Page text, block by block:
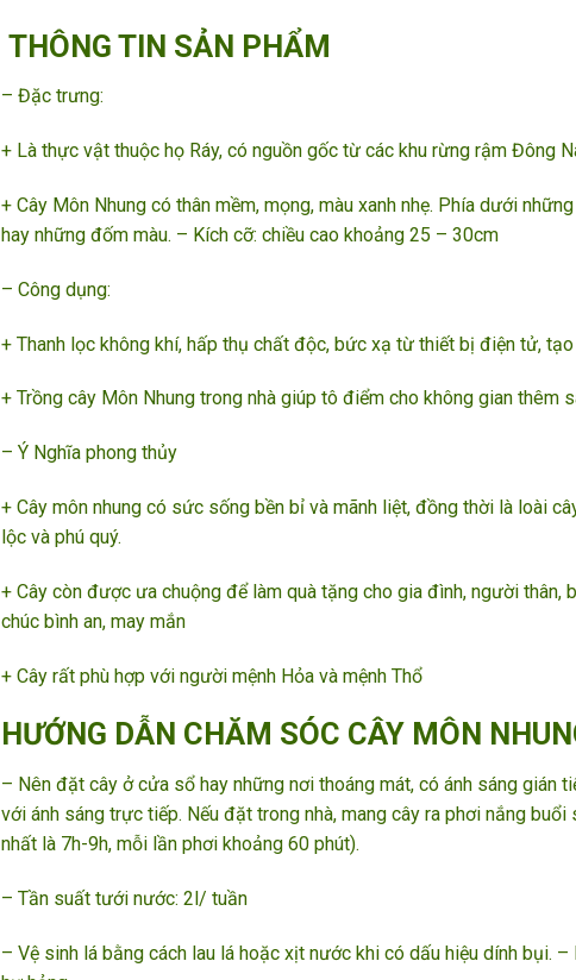
THÔNG TIN SẢN PHẨM
– Đặc trưng:
+ Là thực vật thuộc họ Ráy, có nguồn gốc từ các khu rừng rậm Đông
+ Cây Môn Nhung có thân mềm, mọng, màu xanh nhẹ. Phía dưới
hay những đốm màu. – Kích cỡ: chiều cao khoảng 25 – 30cm
– Công dụng:
+ Thanh lọc không khí, hấp thụ chất độc, bức xạ từ thiết bị điện tử, tạo
+ Trồng cây Môn Nhung trong nhà giúp tô điểm cho không gian thêm
– Ý Nghĩa phong thủy
+ Cây môn nhung có sức sống bền bỉ và mãnh liệt, đồng thời là loài
lộc và phú quý.
+ Cây còn được ưa chuộng để làm quà tặng cho gia đình, người
chúc bình an, may mắn
+ Cây rất phù hợp với người mệnh Hỏa và mệnh Thổ
HƯỚNG DẪN CHĂM SÓC CÂY MÔN
– Nên đặt cây ở cửa sổ hay những nơi thoáng mát, có ánh sáng gián
với ánh sáng trực tiếp. Nếu đặt trong nhà, mang cây ra phơi nắng
nhất là 7h-9h, mỗi lần phơi khoảng 60 phút).
– Tần suất tưới nước: 2l/ tuần
– Vệ sinh lá bằng cách lau lá hoặc xịt nước khi có dấu hiệu dính bụi.